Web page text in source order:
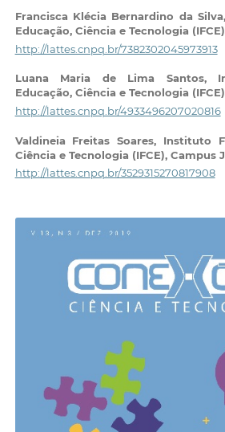
Francisca Klécia Bernardino da Silva,
Educação, Ciência e Tecnologia
http://lattes.cnpq.br/7382302045973913
Luana Maria de Lima Santos,
Educação, Ciência e Tecnologia
http://lattes.cnpq.br/4933496207020816
Valdineia Freitas Soares, Instituto
Ciência e Tecnologia (IFCE), Campus
http://lattes.cnpq.br/3529315270817908